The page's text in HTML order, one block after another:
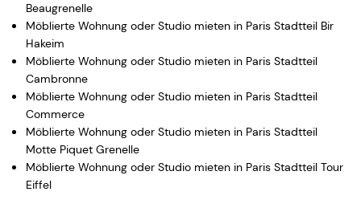
Beaugrenelle
Möblierte Wohnung oder Studio mieten in Paris Stadtteil Bir
Hakeim
Möblierte Wohnung oder Studio mieten in Paris Stadtteil
Cambronne
Möblierte Wohnung oder Studio mieten in Paris Stadtteil
Commerce
Möblierte Wohnung oder Studio mieten in Paris Stadtteil
Motte Piquet Grenelle
Möblierte Wohnung oder Studio mieten in Paris Stadtteil Tour
Eiffel